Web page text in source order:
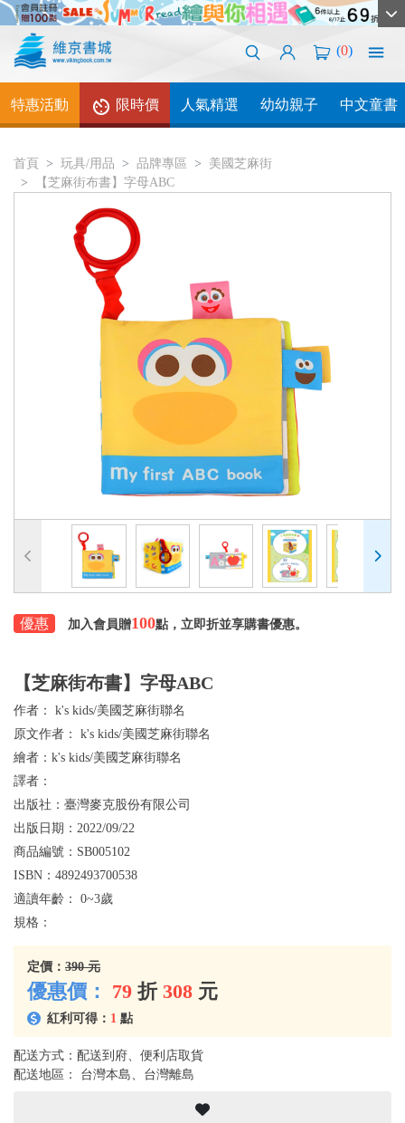
(0)
特惠活動 限時價 人氣精選 幼幼親子 中文童書
首頁 玩具/用品 品牌專區
美國芝麻街
【芝麻街布書】字母ABC
優惠 加入會員贈100點，立即折並享購書優惠。
【芝麻街布書】字母ABC
作者： k's kids/美國芝麻街聯名
原文作者： k's kids/美國芝麻街聯名
繪者： k's kids/美國芝麻街聯名
譯者：
出版社： 臺灣麥克股份有限公司
出版日期： 2022/09/22
商品編號： SB005102
ISBN： 4892493700538
適讀年齡： 0~3歲
規格：
定價： 390 元
優惠價： 79 折 308 元
紅利可得： 1 點
配送方式：配送到府、便利店取貨
配送地區： 台灣本島、台灣離島